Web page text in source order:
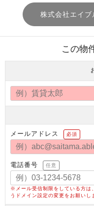
株式会社エイブ
この物
メールアドレス 必須
電話番号 任意
※メール受信制限をしている方
うドメイン設定の変更をお願いし